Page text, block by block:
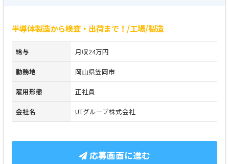
半導体製造から検査・出荷まで！/工場/製造
給与 月収24万円
勤務地 岡山県笠岡市
雇用形態 正社員
会社名 UTグループ株式会社
応募画面に進む